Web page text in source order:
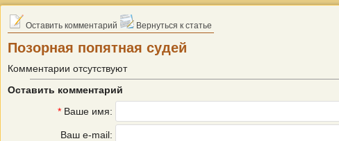
Оставить комментарий Вернуться к статье
Позорная попятная судей
Комментарии отсутствуют
Оставить комментарий
* Ваше имя:
Ваш e-mail: